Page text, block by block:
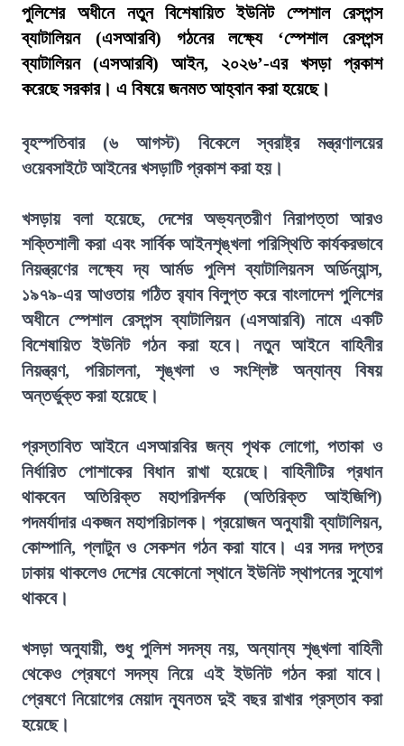
পুলিশের অধীনে নতুন বিশেষায়িত ইউনিট স্পেশাল রেসপন্স
ব্যাটালিয়ন (এসআরবি) গঠনের লক্ষ্যে ‘স্পেশাল রেসপন্স
ব্যাটালিয়ন (এসআরবি) আইন, ২০২৬’-এর খসড়া প্রকাশ
করেছে সরকার। এ বিষয়ে জনমত আহ্বান করা হয়েছে।
বৃহস্পতিবার (৬ আগস্ট) বিকেলে স্বরাষ্ট্র মন্ত্রণালয়ের
ওয়েবসাইটে আইনের খসড়াটি প্রকাশ করা হয়।
খসড়ায় বলা হয়েছে, দেশের অভ্যন্তরীণ নিরাপত্তা আরও
শক্তিশালী করা এবং সার্বিক আইনশৃঙ্খলা পরিস্থিতি কার্যকরভাবে
নিয়ন্ত্রণের লক্ষ্যে দ্য আর্মড পুলিশ ব্যাটালিয়নস অর্ডিন্যান্স,
১৯৭৯-এর আওতায় গঠিত র‍্যাব বিলুপ্ত করে বাংলাদেশ পুলিশের
অধীনে স্পেশাল রেসপন্স ব্যাটালিয়ন (এসআরবি) নামে একটি
বিশেষায়িত ইউনিট গঠন করা হবে। নতুন আইনে বাহিনীর
নিয়ন্ত্রণ, পরিচালনা, শৃঙ্খলা ও সংশ্লিষ্ট অন্যান্য বিষয়
অন্তর্ভুক্ত করা হয়েছে।
প্রস্তাবিত আইনে এসআরবির জন্য পৃথক লোগো, পতাকা ও
নির্ধারিত পোশাকের বিধান রাখা হয়েছে। বাহিনীটির প্রধান
থাকবেন অতিরিক্ত মহাপরিদর্শক (অতিরিক্ত আইজিপি)
পদমর্যাদার একজন মহাপরিচালক। প্রয়োজন অনুযায়ী ব্যাটালিয়ন,
কোম্পানি, প্লাটুন ও সেকশন গঠন করা যাবে। এর সদর দপ্তর
ঢাকায় থাকলেও দেশের যেকোনো স্থানে ইউনিট স্থাপনের সুযোগ
থাকবে।
খসড়া অনুযায়ী, শুধু পুলিশ সদস্য নয়, অন্যান্য শৃঙ্খলা বাহিনী
থেকেও প্রেষণে সদস্য নিয়ে এই ইউনিট গঠন করা যাবে।
প্রেষণে নিয়োগের মেয়াদ ন্যূনতম দুই বছর রাখার প্রস্তাব করা
হয়েছে।